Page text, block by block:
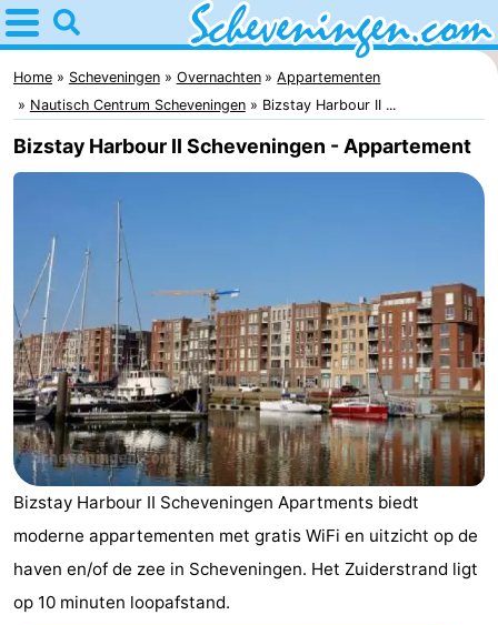
Home
Scheveningen
Tips
Voor
Appartementen
-
Nautisch
Centrum
Scheveningen
Bed
(&
breakfasts)
Campings
Hotels
Vakantiehuizen
-
Home Scheveningen Overnachten
Appartementen
Nautisch Centrum Scheveningen
Bizstay Harbour II ...
Bizstay Harbour II Scheveningen - Appartement
Bizstay Harbour II Scheveningen Apartments biedt
moderne appartementen met gratis WiFi en uitzicht op de
haven en/of de zee in Scheveningen. Het Zuiderstrand ligt
op 10 minuten loopafstand.